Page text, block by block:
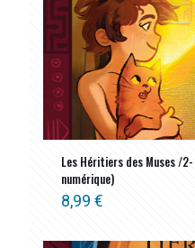
Les Héritiers des Muses /
numérique)
8,99 €